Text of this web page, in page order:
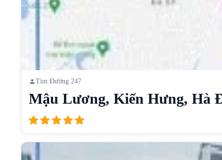
Tìm Đường 247
Mậu Lương, Kiến Hưng, Hà